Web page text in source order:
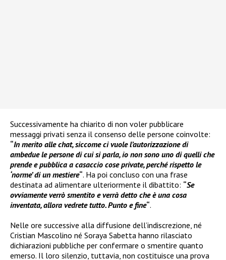
Successivamente ha chiarito di non voler pubblicare
messaggi privati senza il consenso delle persone coinvolte:
“In merito alle chat, siccome ci vuole l’autorizzazione di
ambedue le persone di cui si parla, io non sono uno di quelli che
prende e pubblica a casaccio cose private, perché rispetto le
‘norme’ di un mestiere“. Ha poi concluso con una frase
destinata ad alimentare ulteriormente il dibattito: “Se
ovviamente verrò smentito e verrà detto che è una cosa
inventata, allora vedrete tutto. Punto e fine“.
Nelle ore successive alla diffusione dell’indiscrezione, né
Cristian Mascolino né Soraya Sabetta hanno rilasciato
dichiarazioni pubbliche per confermare o smentire quanto
emerso. Il loro silenzio, tuttavia, non costituisce una prova